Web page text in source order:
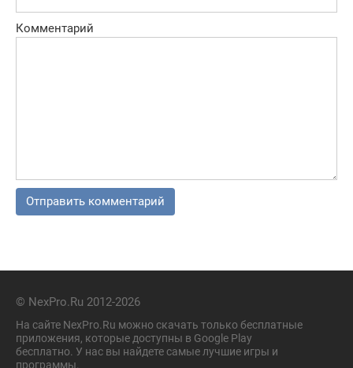
Комментарий
© NexPro.Ru 2012-2026
На сайте NexPro.Ru можно скачать только бесплатные
приложения, которые доступны в Google Play
бесплатно. У нас вы найдете самые лучшие игры и
программы.